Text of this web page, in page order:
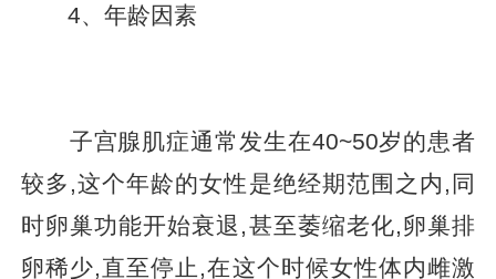
4、年龄因素
子宫腺肌症通常发生在40~50岁的患者
较多,这个年龄的女性是绝经期范围之内,同
时卵巢功能开始衰退,甚至萎缩老化,卵巢排
卵稀少,直至停止,在这个时候女性体内雌激